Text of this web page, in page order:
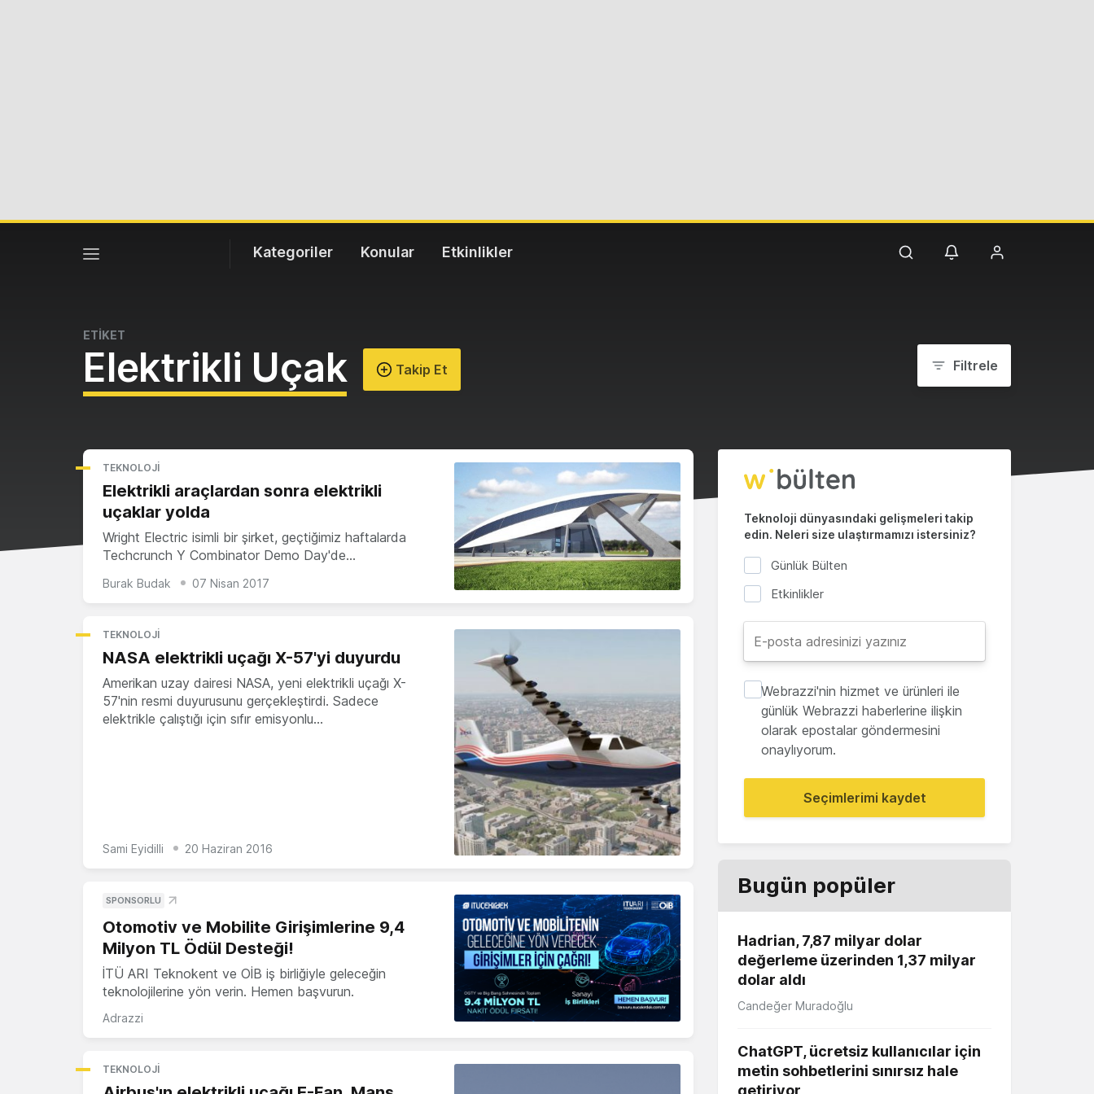
Kategoriler Konular Etkinlikler
ETİKET
Elektrikli Uçak Takip Et Filtrele
TEKNOLOJI
Elektrikli araçlardan sonra elektrikli
uçaklar yolda
Wright Electric isimli bir şirket, geçtiğimiz haftalarda
Techcrunch Y Combinator Demo Day'de…
Burak Budak 07 Nisan 2017
TEKNOLOJI
NASA elektrikli uçağı X-57'yi duyurdu
Amerikan uzay dairesi NASA, yeni elektrikli uçağı X-
57'nin resmi duyurusunu gerçekleştirdi. Sadece
elektrikle çalıştığı için sıfır emisyonlu…
Sami Eyidilli 20 Haziran 2016
SPONSORLU
Otomotiv ve Mobilite Girişimlerine 9,4
Milyon TL Ödül Desteği!
İTÜ ARI Teknokent ve OİB iş birliğiyle geleceğin
teknolojilerine yön verin. Hemen başvurun.
Adrazzi
TEKNOLOJI
Teknoloji dünyasındaki gelişmeleri takip
edin. Neleri size ulaştırmamızı istersiniz?
Günlük Bülten
Etkinlikler
Webrazzi'nin hizmet ve ürünleri ile
günlük Webrazzi haberlerine ilişkin
olarak epostalar göndermesini
onaylıyorum.
Seçimlerimi kaydet
Bugün popüler
Hadrian, 7,87 milyar dolar
değerleme üzerinden 1,37 milyar
dolar aldı
Candeğer Muradoğlu
ChatGPT, ücretsiz kullanıcılar için
metin sohbetlerini sınırsız hale
getiriyor